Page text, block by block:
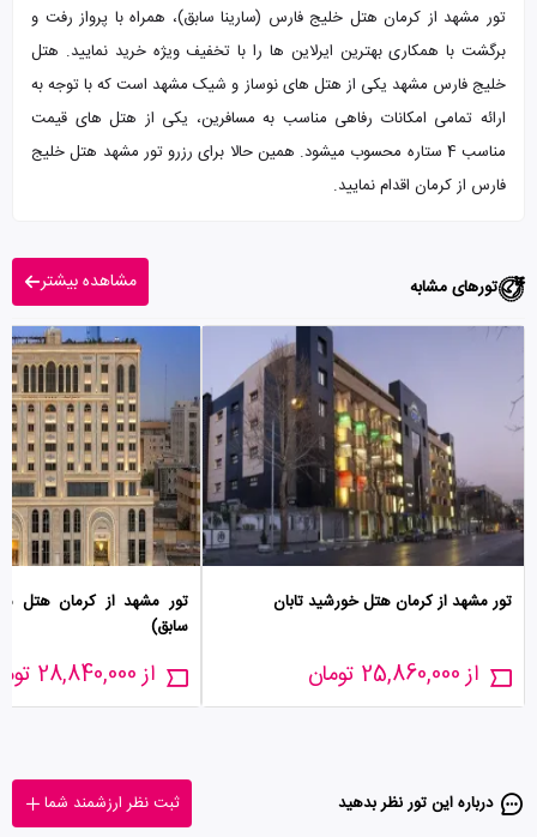
تور مشهد از کرمان هتل خلیج فارس (سارینا سابق)، همراه با پرواز رفت و
برگشت با همکاری بهترین ایرلاین ها را با تخفیف ویژه خرید نمایید. هتل
خلیج فارس مشهد یکی از هتل های نوساز و شیک مشهد است که با توجه به
ارائه تمامی امکانات رفاهی مناسب به مسافرین، یکی از هتل های قیمت
مناسب 4 ستاره محسوب میشود. همین حالا برای رزرو تور مشهد هتل خلیج
فارس از کرمان اقدام نمایید.
تورهای مشابه مشاهده بیشتر
تور مشهد از کرمان هتل خورشید تابان
از 25,860,000 تومان
تور مشهد از کرمان هتل
سابق)
از 28,840,000 تومان
درباره این تور‌ نظر بدهید ثبت نظر ارزشمند شما